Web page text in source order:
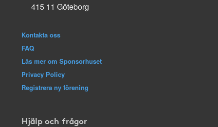
415 11 Göteborg
Kontakta oss
FAQ
Läs mer om Sponsorhuset
Privacy Policy
Registrera ny förening
Hjälp och frågor